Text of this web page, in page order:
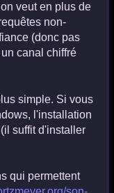
veut en plus de
non-
(donc pas
canal chiffré
simple. Si vous
l'installation
suffit d'installer
qui permettent